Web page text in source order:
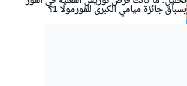
بسباق جائزة ميامي الكبرى للفورمولا 1؟